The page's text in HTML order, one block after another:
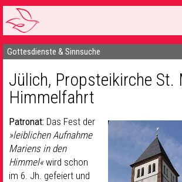
Startseite
1 Pfarrei
16 Gemeinden & mehr
Gottesdienste & Sinnsuche
Sakramente & Feste
Gemeinschaft & Soziales
Gottesdienste & Sinnsuche
Jülich, Propsteikirche St.
Himmelfahrt
Patronat: Das Fest der
»leiblichen Aufnahme
Mariens in den
Himmel«wird schon
im 6. Jh. gefeiert und